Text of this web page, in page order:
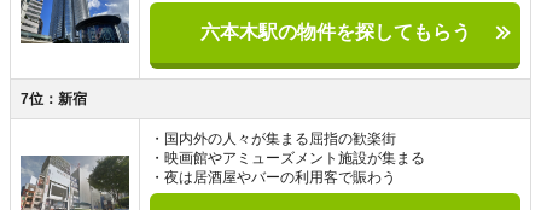
六本木駅の物件を探してもらう
7位：新宿
・国内外の人々が集まる屈指の歓楽街
・映画館やアミューズメント施設が集まる
・夜は居酒屋やバーの利用客で賑わう